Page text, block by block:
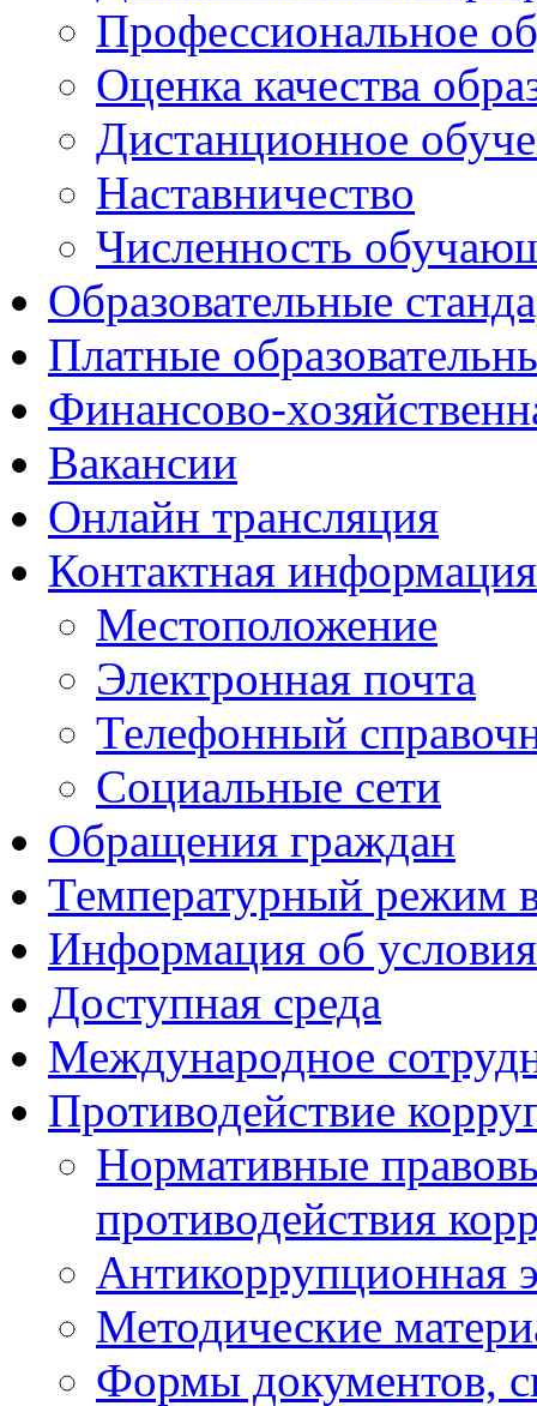
Профессиональное
Оценка качества
Дистанционное
Наставничество
Численность
Образовательные
Платные
Финансово-
Вакансии
Онлайн трансляция
Контактная информация
Местоположение
Электронная почта
Телефонный
Социальные сети
Обращения граждан
Температурный режим
Информация об
Доступная среда
Международное
Противодействие
Нормативные
противодействия
Антикоррупционная
Методические
Формы документов,